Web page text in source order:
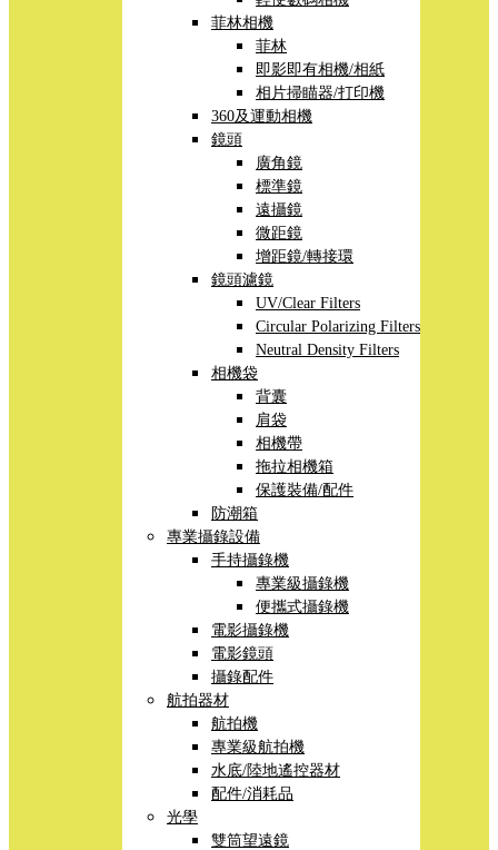
菲林相機
菲林
即影即有相機/相紙
相片掃瞄器/打印機
360及運動相機
鏡頭
廣角鏡
標準鏡
遠攝鏡
微距鏡
增距鏡/轉接環
鏡頭濾鏡
UV/Clear Filters
Circular Polarizing Filters
Neutral Density Filters
相機袋
背囊
肩袋
相機帶
拖拉相機箱
保護裝備/配件
防潮箱
專業攝錄設備
手持攝錄機
專業級攝錄機
便攜式攝錄機
電影攝錄機
電影鏡頭
攝錄配件
航拍器材
航拍機
專業級航拍機
水底/陸地遙控器材
配件/消耗品
光學
雙筒望遠鏡